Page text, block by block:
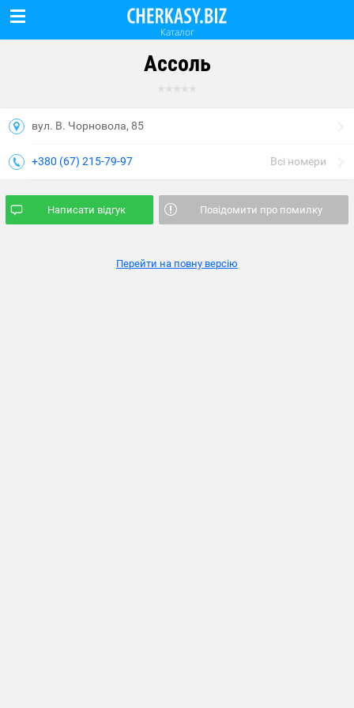
Каталог
Ассоль
вул. В. Чорновола, 85
+380 (67) 215-79-97 Всі номери
Написати відгук Повідомити про помилку
Перейти на повну версію